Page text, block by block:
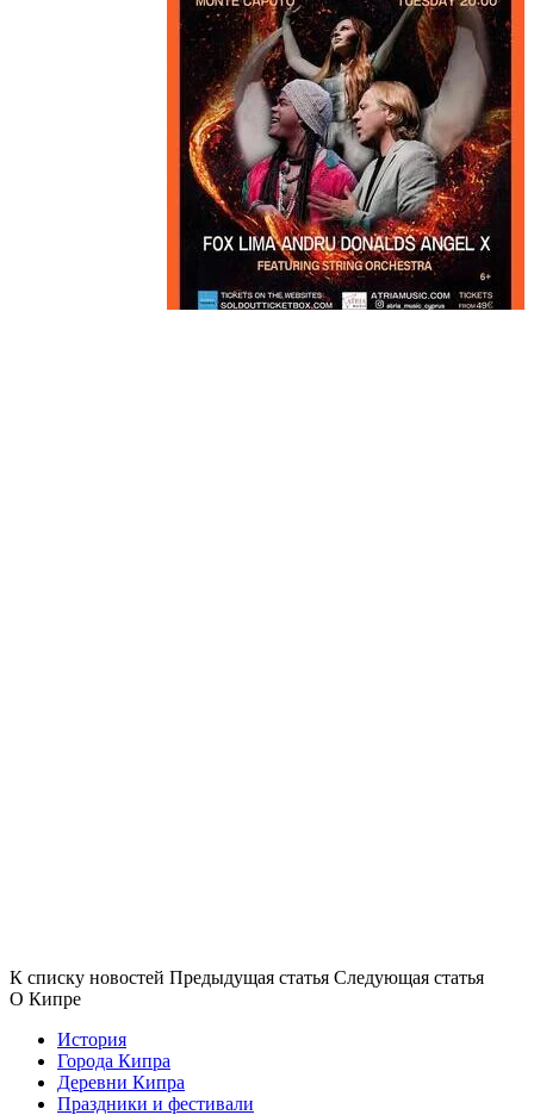
К списку новостей Предыдущая статья Следующая статья
О Кипре
История
Города Кипра
Деревни Кипра
Праздники и фестивали